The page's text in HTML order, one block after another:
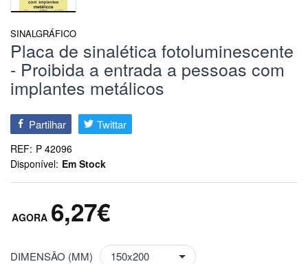
SINALGRÁFICO
Placa de sinalética fotoluminescente
- Proibida a entrada a pessoas com
implantes metálicos
Partilhar Twittar
REF: P 42096
Disponível: Em Stock
6,27€
DIMENSÃO (MM)